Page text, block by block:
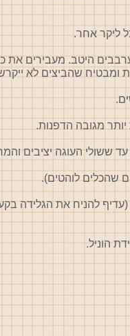
ליקר אחר.
היטב. מעבירים את
ומבטיח שהביצים לא
שהכלים לוהטים).
להניח את הגלידה
הוניל.